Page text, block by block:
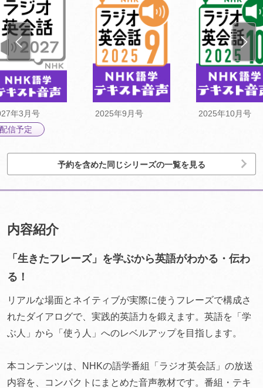
年3月号
配信予定
2025年9月号 2025年10月号
予約を含めた同じシリーズの一覧を見る
内容紹介
「生きたフレーズ」を学ぶから英語がわかる・伝わ
る！
リアルな場面とネイティブが実際に使うフレーズで構成さ
れたダイアログで、実践的英語力を鍛えます。英語を「学
ぶ人」から「使う人」へのレベルアップを目指します。
本コンテンツは、NHKの語学番組「ラジオ英会話」の放送
内容を、コンパクトにまとめた音声教材です。番組・テキ